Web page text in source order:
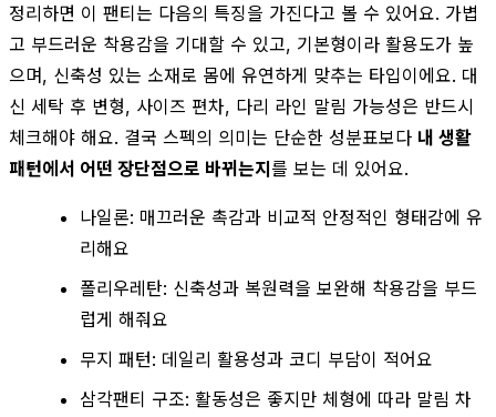
정리하면 이 팬티는 다음의 특징을 가진다고 볼 수 있어요. 가볍
고 부드러운 착용감을 기대할 수 있고, 기본형이라 활용도가 높
으며, 신축성 있는 소재로 몸에 유연하게 맞추는 타입이에요. 대
신 세탁 후 변형, 사이즈 편차, 다리 라인 말림 가능성은 반드시
체크해야 해요. 결국 스펙의 의미는 단순한 성분표보다 내 생활
패턴에서 어떤 장단점으로 바뀌는지를 보는 데 있어요.
나일론: 매끄러운 촉감과 비교적 안정적인 형태감에 유
리해요
폴리우레탄: 신축성과 복원력을 보완해 착용감을 부드
럽게 해줘요
무지 패턴: 데일리 활용성과 코디 부담이 적어요
삼각팬티 구조: 활동성은 좋지만 체형에 따라 말림 차